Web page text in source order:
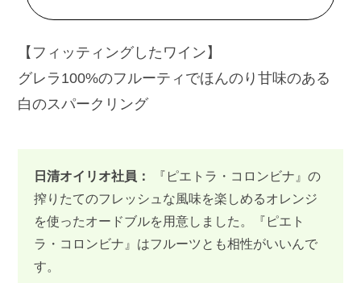
【フィッティングしたワイン】
グレラ100%のフルーティでほんのり甘味のある
白のスパークリング
日清オイリオ社員：
『ピエトラ・コロンビナ』の
搾りたてのフレッシュな風味を楽しめるオレンジ
を使ったオードブルを用意しました。『ピエト
ラ・コロンビナ』はフルーツとも相性がいいんで
す。